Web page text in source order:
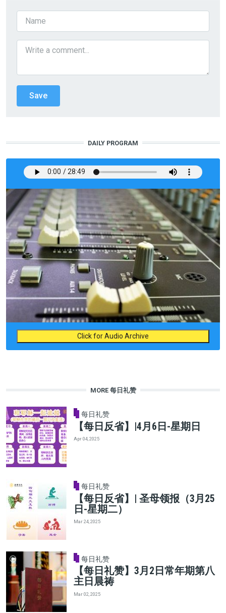
DAILY PROGRAM
Click for Audio Archive
MORE 每日礼赞
每日礼赞
【每日反省】|4月6日-星期日
Apr 04, 2025
每日礼赞
【每日反省】| 圣母领报（3月25
日-星期二）
Mar 24, 2025
每日礼赞
【每日礼赞】3月2日常年期第八
主日晨祷
Mar 02, 2025